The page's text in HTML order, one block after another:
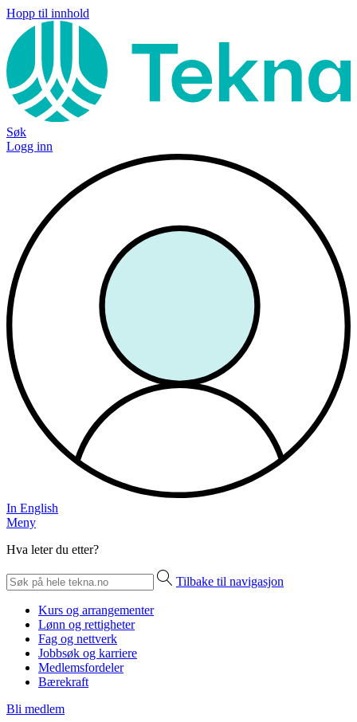
Hopp til innhold
Søk
Logg inn
In English
Meny
Hva leter du etter?
Tilbake til navigasjon
Kurs og arrangementer
Lønn og rettigheter
Fag og nettverk
Jobbsøk og karriere
Medlemsfordeler
Bærekraft
Bli medlem